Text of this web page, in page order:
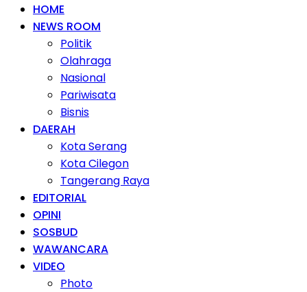
HOME
NEWS ROOM
Politik
Olahraga
Nasional
Pariwisata
Bisnis
DAERAH
Kota Serang
Kota Cilegon
Tangerang Raya
EDITORIAL
OPINI
SOSBUD
WAWANCARA
VIDEO
Photo